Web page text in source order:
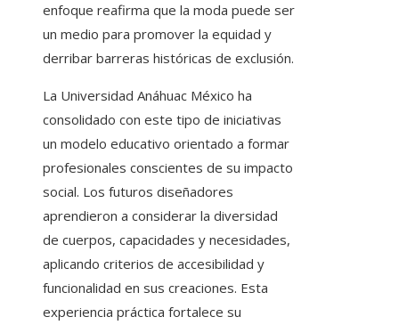
enfoque reafirma que la moda puede ser
un medio para promover la equidad y
derribar barreras históricas de exclusión.
La Universidad Anáhuac México ha
consolidado con este tipo de iniciativas
un modelo educativo orientado a formar
profesionales conscientes de su impacto
social. Los futuros diseñadores
aprendieron a considerar la diversidad
de cuerpos, capacidades y necesidades,
aplicando criterios de accesibilidad y
funcionalidad en sus creaciones. Esta
experiencia práctica fortalece su